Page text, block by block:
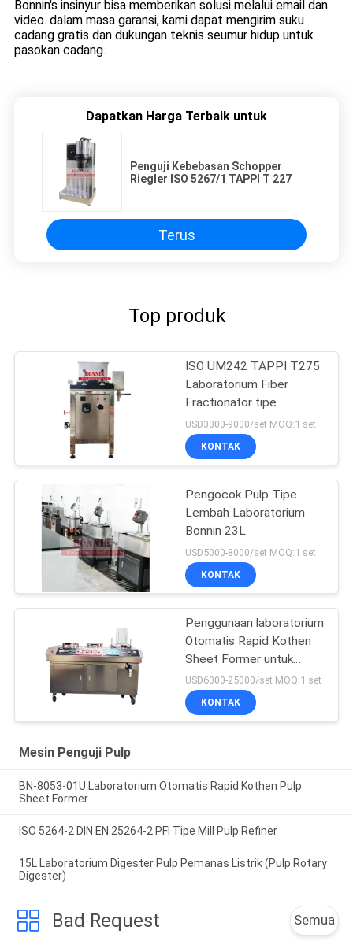
Bonnin's insinyur bisa memberikan solusi melalui email dan
video. dalam masa garansi, kami dapat mengirim suku
cadang gratis dan dukungan teknis seumur hidup untuk
pasokan cadang.
Dapatkan Harga Terbaik untuk
Penguji Kebebasan Schopper
Riegler ISO 5267/1 TAPPI T 227
Terus
Top produk
ISO UM242 TAPPI T275
Laboratorium Fiber
Fractionator tipe
Somerville
USD3000-9000/set MOQ:1 set
KONTAK
Pengocok Pulp Tipe
Lembah Laboratorium
Bonnin 23L
USD5000-8000/set MOQ:1 set
KONTAK
Penggunaan laboratorium
Otomatis Rapid Kothen
Sheet Former untuk
kertas pulp
USD6000-25000/set MOQ:1 set
KONTAK
Mesin Penguji Pulp
BN-8053-01U Laboratorium Otomatis Rapid Kothen Pulp
Sheet Former
ISO 5264-2 DIN EN 25264-2 PFI Tipe Mill Pulp Refiner
15L Laboratorium Digester Pulp Pemanas Listrik (Pulp Rotary
Digester)
Bad Request Semua